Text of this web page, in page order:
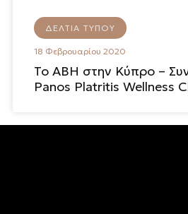
ΔΕΛΤΊΑ ΤΎΠΟΥ
18 Φεβρουαρίου 2020
To ABH στην Κύπρο –
Panos Platritis Wellness